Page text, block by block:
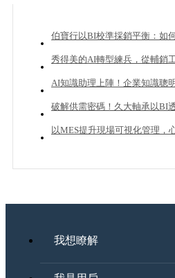
伯寶行以BI校準採銷平衡：如
秀得美的AI轉型練兵，從輔銷
20%業績成長？
AI知識助理上陣！企業知識聰
破解供需密碼！久大軸承以BI
管理
以MES提升現場可視化管理，
我想瞭解